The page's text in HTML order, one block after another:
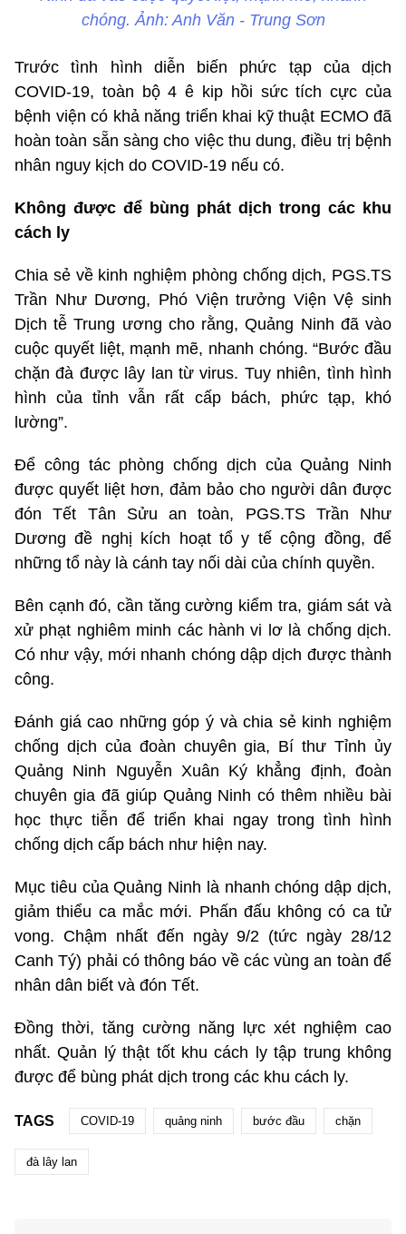
chóng. Ảnh: Anh Văn - Trung Sơn
Trước tình hình diễn biến phức tạp của dịch
COVID-19, toàn bộ 4 ê kip hồi sức tích cực của
bệnh viện có khả năng triển khai kỹ thuật ECMO đã
hoàn toàn sẵn sàng cho việc thu dung, điều trị bệnh
nhân nguy kịch do COVID-19 nếu có.
Không được để bùng phát dịch trong các khu
cách ly
Chia sẻ về kinh nghiệm phòng chống dịch, PGS.TS
Trần Như Dương, Phó Viện trưởng Viện Vệ sinh
Dịch tễ Trung ương cho rằng, Quảng Ninh đã vào
cuộc quyết liệt, mạnh mẽ, nhanh chóng. “Bước đầu
chặn đà được lây lan từ virus. Tuy nhiên, tình hình
hình của tỉnh vẫn rất cấp bách, phức tạp, khó
lường”.
Để công tác phòng chống dịch của Quảng Ninh
được quyết liệt hơn, đảm bảo cho người dân được
đón Tết Tân Sửu an toàn, PGS.TS Trần Như
Dương đề nghị kích hoạt tổ y tế cộng đồng, để
những tổ này là cánh tay nối dài của chính quyền.
Bên cạnh đó, cần tăng cường kiểm tra, giám sát và
xử phạt nghiêm minh các hành vi lơ là chống dịch.
Có như vậy, mới nhanh chóng dập dịch được thành
công.
Đánh giá cao những góp ý và chia sẻ kinh nghiệm
chống dịch của đoàn chuyên gia, Bí thư Tỉnh ủy
Quảng Ninh Nguyễn Xuân Ký khẳng định, đoàn
chuyên gia đã giúp Quảng Ninh có thêm nhiều bài
học thực tiễn để triển khai ngay trong tình hình
chống dịch cấp bách như hiện nay.
Mục tiêu của Quảng Ninh là nhanh chóng dập dịch,
giảm thiểu ca mắc mới. Phấn đấu không có ca tử
vong. Chậm nhất đến ngày 9/2 (tức ngày 28/12
Canh Tý) phải có thông báo về các vùng an toàn để
nhân dân biết và đón Tết.
Đồng thời, tăng cường năng lực xét nghiệm cao
nhất. Quản lý thật tốt khu cách ly tập trung không
được để bùng phát dịch trong các khu cách ly.
TAGS COVID-19 quảng ninh bước đầu chặn
đà lây lan